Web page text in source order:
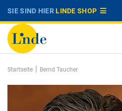
SIE SIND HIERLINDE SHOP
Startseite | Bernd Taucher